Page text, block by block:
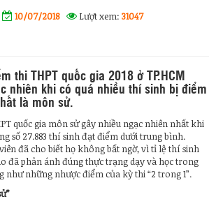
10/07/2018 Lượt xem: 31047
thi THPT quốc gia 2018 ở TP.HCM
nhiên khi có quá nhiều thí sinh bị điểm
là môn sử.
quốc gia môn sử gây nhiều ngạc nhiên nhất khi
số 27.883 thí sinh đạt điểm dưới trung bình.
đã cho biết họ không bất ngờ, vì tỉ lệ thí sinh
đã phản ánh đúng thực trạng dạy và học trong
như những nhược điểm của kỳ thi “2 trong 1”.